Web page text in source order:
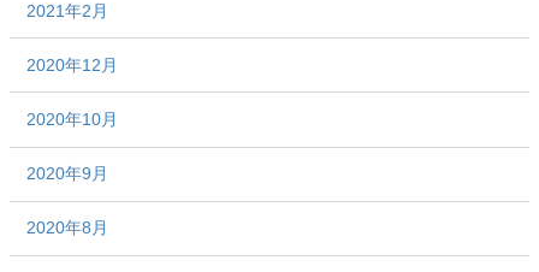
2021年2月
2020年12月
2020年10月
2020年9月
2020年8月